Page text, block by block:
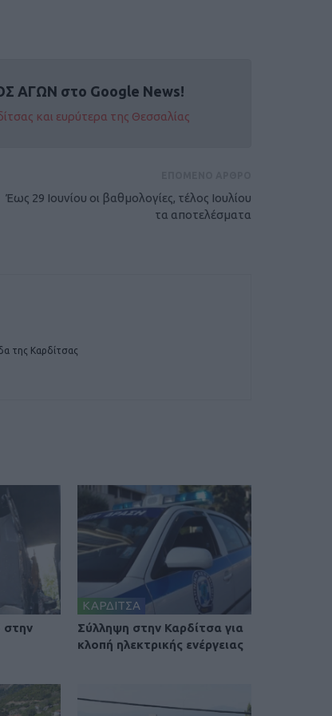
ΑΓΩΝ στο Google News!
και ευρύτερα της Θεσσαλίας
Έως 29 Ιουνίου οι βαθμολογίες, τέλος Ιουλίου
τα αποτελέσματα
της Καρδίτσας
στην
ΚΑΡΔΙΤΣΑ
Σύλληψη στην Καρδίτσα για
κλοπή ηλεκτρικής ενέργειας